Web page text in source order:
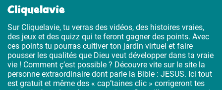
Cliquelavie
Sur Cliquelavie, tu verras des vidéos, des histoires vraies,
des jeux et des quizz qui te feront gagner des points. Avec
ces points tu pourras cultiver ton jardin virtuel et faire
pousser les qualités que Dieu veut développer dans ta vraie
vie ! Comment ç’est possible ? Découvre vite sur le site la
personne extraordinaire dont parle la Bible : JESUS. Ici tout
est gratuit et même des « cap’taines clic » corrigeront tes